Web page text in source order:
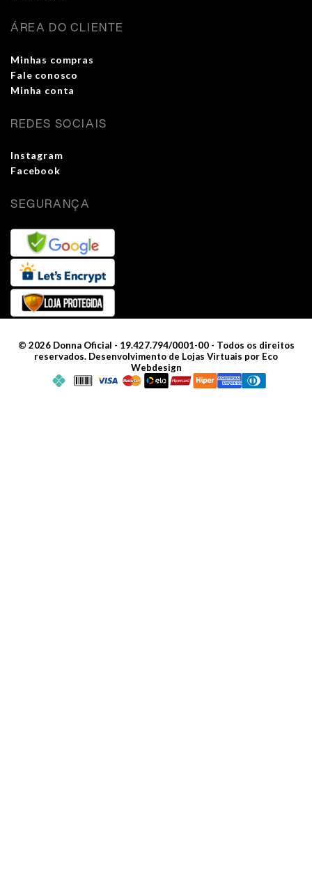
ÁREA DO CLIENTE
Minhas compras
Fale conosco
Minha conta
REDES SOCIAIS
Instagram
Facebook
SEGURANÇA
© 2026Donna Oficial - 19.427.794/0001-00 - Todos os direitos
reservados. Desenvolvimento de Lojas Virtuais por Eco
Webdesign